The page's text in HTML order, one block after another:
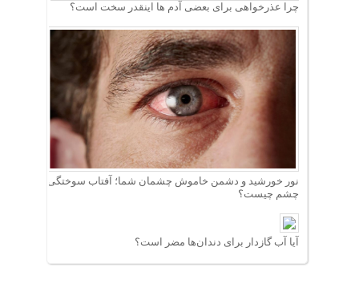
چرا عذرخواهی برای بعضی آدم ها اینقدر سخت است؟
نور خورشید و دشمن خاموش چشمان شما؛ آفتاب سوختگی
چشم چیست؟
آیا آب گازدار برای دندان‌ها مضر است؟